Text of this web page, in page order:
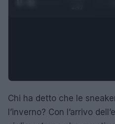
Chi ha detto che le
l’inverno? Con l’arrivo